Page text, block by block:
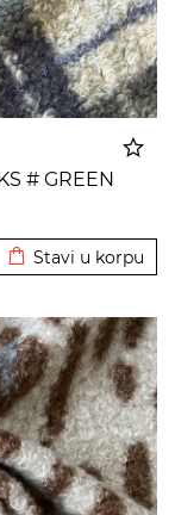
# GREEN
Stavi u korpu